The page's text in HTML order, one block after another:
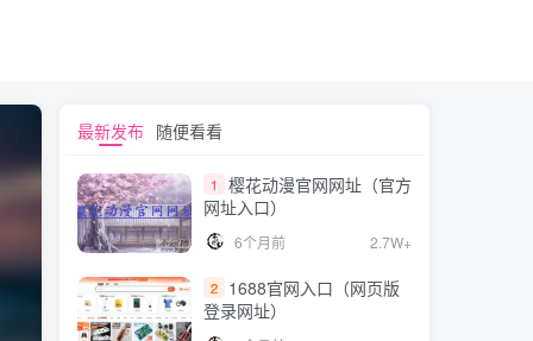
最新发布 随便看看
1
樱花动漫官网网址（官方
网址入口）
6个月前 2.7W+
2
1688官网入口（网页版
登录网址）